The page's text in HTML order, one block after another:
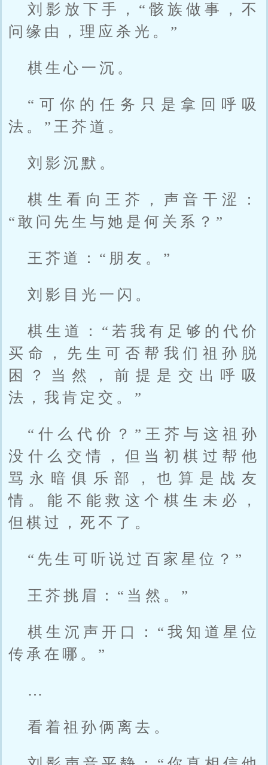
刘影放下手，“骸族做事，不
问缘由，理应杀光。”
棋生心一沉。
“可你的任务只是拿回呼吸
法。”王芥道。
刘影沉默。
棋生看向王芥，声音干涩：
“敢问先生与她是何关系？”
王芥道：“朋友。”
刘影目光一闪。
棋生道：“若我有足够的代价
买命，先生可否帮我们祖孙脱
困？当然，前提是交出呼吸
法，我肯定交。”
“什么代价？”王芥与这祖孙
没什么交情，但当初棋过帮他
骂永暗俱乐部，也算是战友
情。能不能救这个棋生未必，
但棋过，死不了。
“先生可听说过百家星位？”
王芥挑眉：“当然。”
棋生沉声开口：“我知道星位
传承在哪。”
…
看着祖孙俩离去。